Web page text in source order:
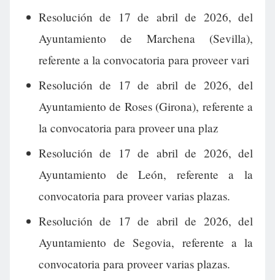
Resolución de 17 de abril de 2026, del
Ayuntamiento de Marchena (Sevilla),
referente a la convocatoria para proveer vari
Resolución de 17 de abril de 2026, del
Ayuntamiento de Roses (Girona), referente a
la convocatoria para proveer una plaz
Resolución de 17 de abril de 2026, del
Ayuntamiento de León, referente a la
convocatoria para proveer varias plazas.
Resolución de 17 de abril de 2026, del
Ayuntamiento de Segovia, referente a la
convocatoria para proveer varias plazas.